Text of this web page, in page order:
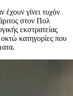
έχουν γίνει τυχόν
στον Πολ
εκστρατείας
κατηγορίες που